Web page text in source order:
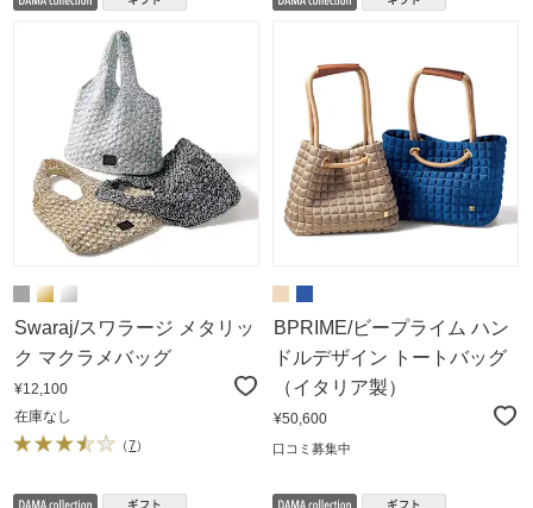
Swaraj/スワラージ メタリッ
ク マクラメバッグ
¥12,100
在庫なし
（7）
BPRIME/ビープライム ハン
ドルデザイン トートバッグ
（イタリア製）
¥50,600
口コミ募集中